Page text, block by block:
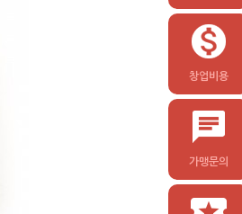
창업비용
가맹문의